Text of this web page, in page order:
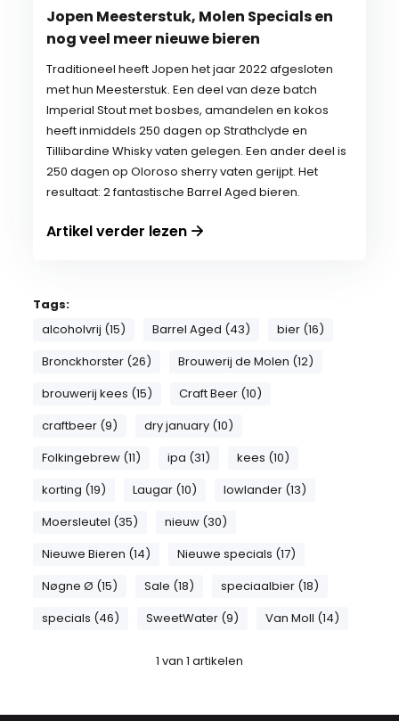
Jopen Meesterstuk, Molen Specials en
nog veel meer nieuwe bieren
Traditioneel heeft Jopen het jaar 2022 afgesloten
met hun Meesterstuk. Een deel van deze batch
Imperial Stout met bosbes, amandelen en kokos
heeft inmiddels 250 dagen op Strathclyde en
Tillibardine Whisky vaten gelegen. Een ander deel is
250 dagen op Oloroso sherry vaten gerijpt. Het
resultaat: 2 fantastische Barrel Aged bieren.
Artikel verder lezen
Tags:
alcoholvrij (15)
Barrel Aged (43)
bier (16)
Bronckhorster (26)
Brouwerij de Molen (12)
brouwerij kees (15)
Craft Beer (10)
craftbeer (9)
dry january (10)
Folkingebrew (11)
ipa (31)
kees (10)
korting (19)
Laugar (10)
lowlander (13)
Moersleutel (35)
nieuw (30)
Nieuwe Bieren (14)
Nieuwe specials (17)
Nøgne Ø (15)
Sale (18)
speciaalbier (18)
specials (46)
SweetWater (9) Van Moll (14)
1 van 1 artikelen